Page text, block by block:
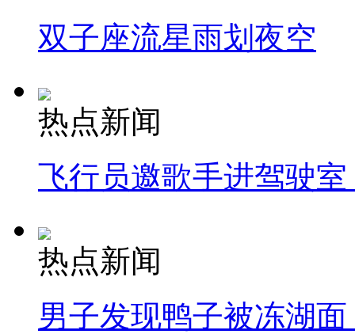
双子座流星雨划夜空
热点新闻
飞行员邀歌手进驾驶
热点新闻
男子发现鸭子被冻湖